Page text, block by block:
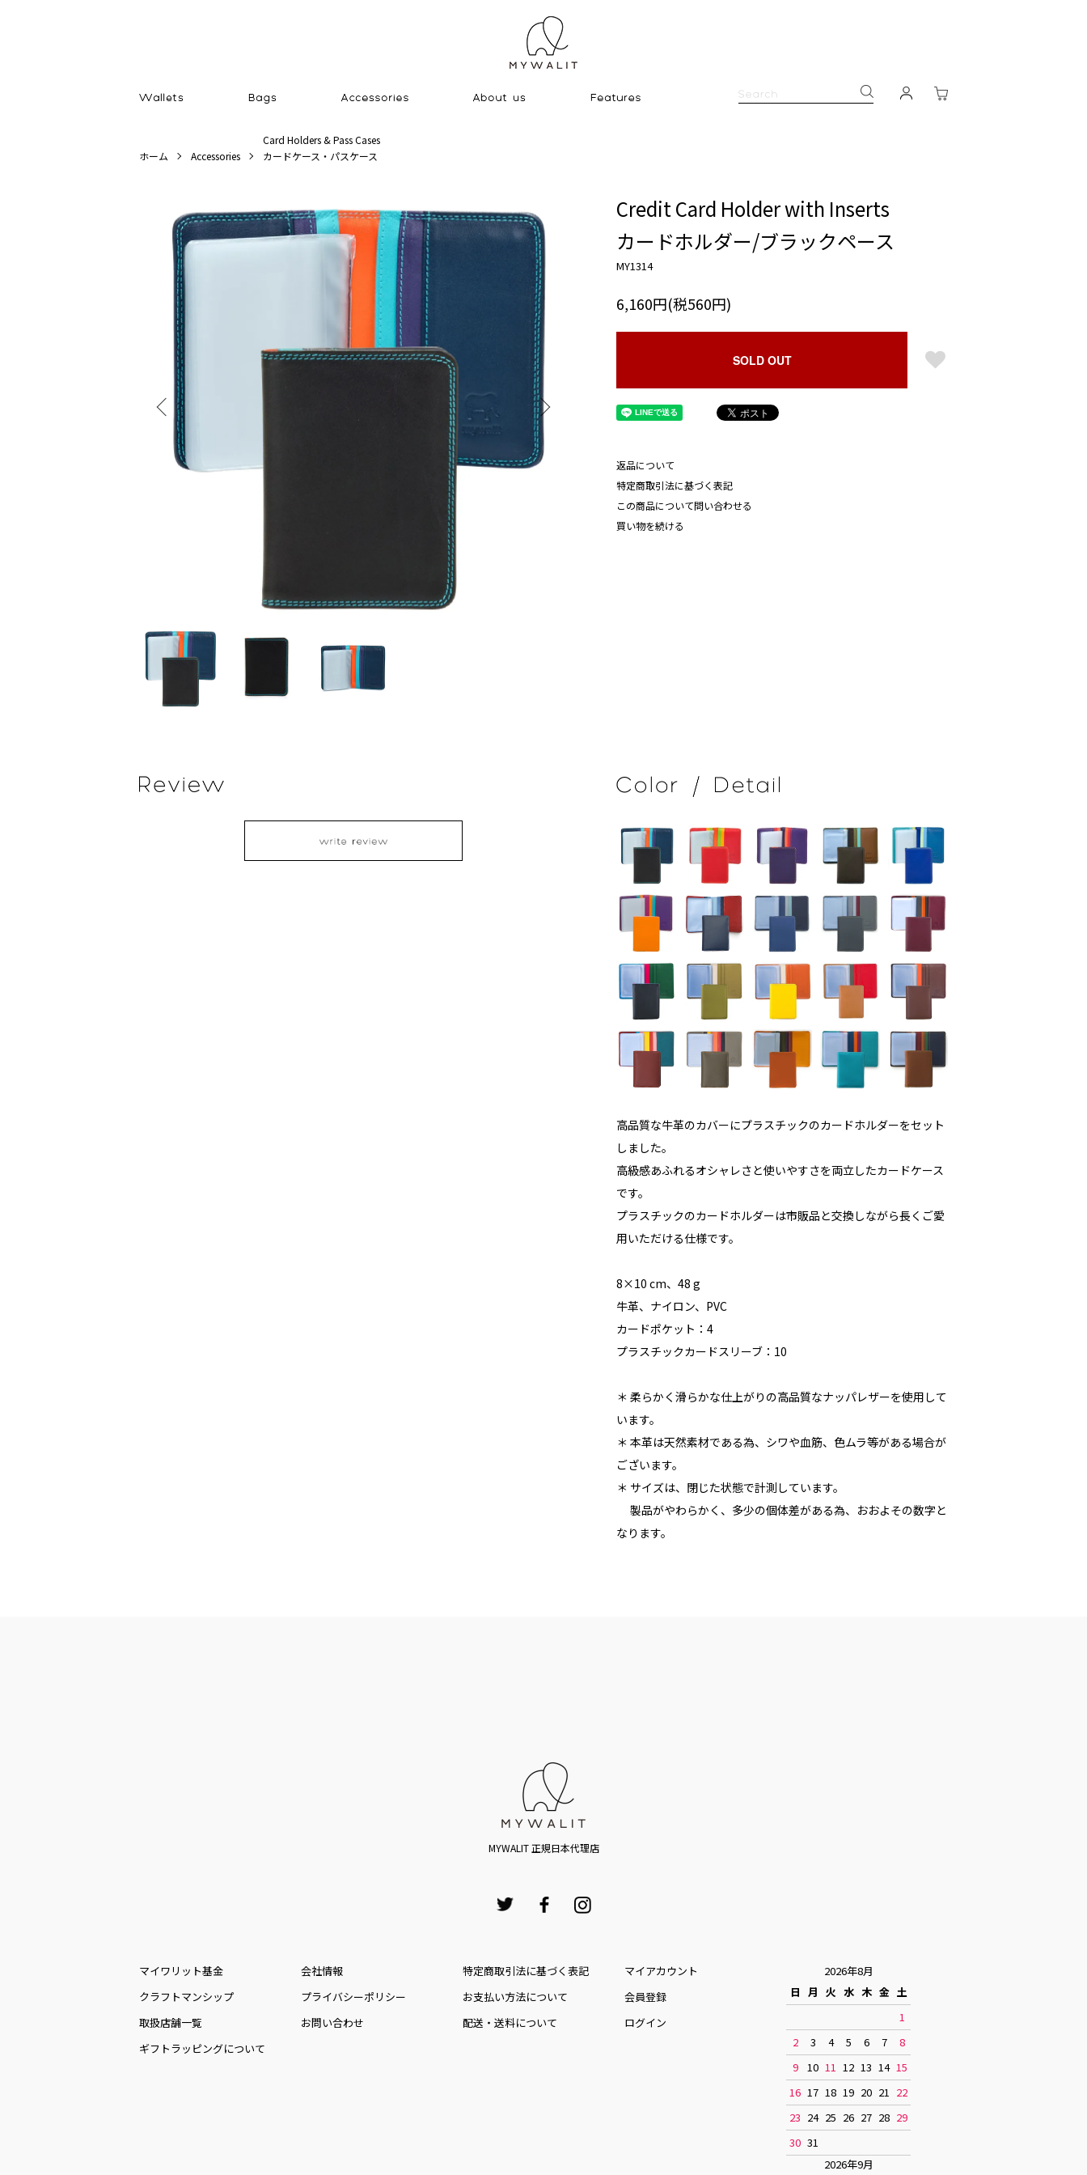
ホーム Accessories
Card Holders & Pass Cases
カードケース・パスケース
Credit Card Holder with Inserts
カードホルダー/ブラックペース
MY1314
6,160円(税560円)
SOLD OUT
返品について
特定商取引法に基づく表記
この商品について問い合わせる
買い物を続ける
高品質な牛革のカバーにプラスチックのカードホルダーをセット
しました。
高級感あふれるオシャレさと使いやすさを両立したカードケース
です。
プラスチックのカードホルダーは市販品と交換しながら長くご愛
用いただける仕様です。
8×10 cm、48 g
牛革、ナイロン、PVC
カードポケット：4
プラスチックカードスリーブ：10
＊ 柔らかく滑らかな仕上がりの高品質なナッパレザーを使用して
います。
＊ 本革は天然素材である為、シワや血筋、色ムラ等がある場合が
ございます。
＊ サイズは、閉じた状態で計測しています。
製品がやわらかく、多少の個体差がある為、おおよその数字と
なります。
MYWALIT 正規日本代理店
マイワリット基金
クラフトマンシップ
取扱店舗一覧
ギフトラッピングについて
会社情報
プライバシーポリシー
お問い合わせ
特定商取引法に基づく表記
お⽀払い⽅法について
配送・送料について
マイアカウント
会員登録
ログイン
2026年8月
日 月 火 水 木 金 土
1
2
3 4 5 6 7
8
9
10 11 12 13 14 15
16 17 18 19 20 21 22
23 24 25 26 27 28 29
30 31
2026年9月